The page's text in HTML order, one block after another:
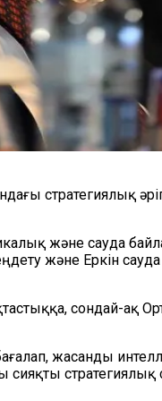
стратегиялық
және сауда
және Еркін
сондай-ақ
жасанды
стратегиялық